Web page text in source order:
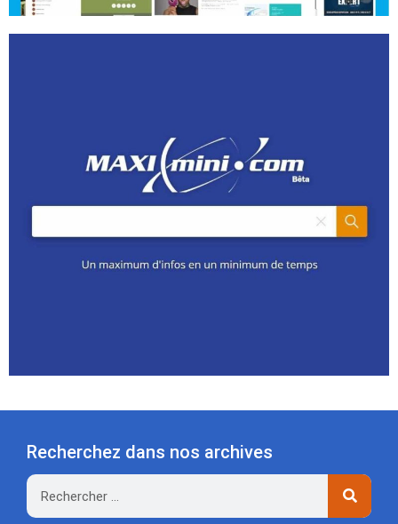
Recherchez dans nos archives
Rechercher